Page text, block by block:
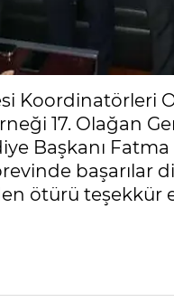
Koordinatörleri
17. Olağan
Başkanı
başarılar
ötürü teşekkür